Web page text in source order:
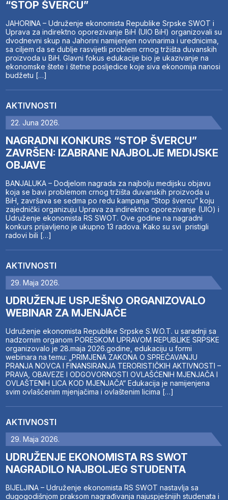
“STOP ŠVERCU”
JAHORINA – Udruženje ekonomista Republike Srpske SWOT i
Uprava za indirektno oporezivanje BiH (UIO BiH) organizovali su
dvodnevni skup na Jahorini namijenjen novinarima i urednicima,
sa ciljem da se dublje rasvijetli problem crnog tržišta duvanskih
proizvoda u BiH. Glavni fokus edukacije bio je ukazivanje na
ekonomske štete i štetne posljedice koje siva ekonomija nanosi
budžetu […]
AKTIVNOSTI
22. Juna 2026.
NAGRADNI KONKURS “STOP ŠVERCU”
ZAVRŠEN: IZABRANE NAJBOLJE MEDIJSKE
OBJAVE
BANJALUKA – Dodjelom nagrada za najbolju medijsku objavu
koja se bavi problemom crnog tržišta duvanskih proizvoda u
BiH, završava se sedma po redu kampanja “Stop švercu” koju
zajednički organizuju Uprava za indirektno oporezivanje (UIO) i
Udruženje ekonomista RS SWOT. Ove godine na nagradni
konkurs prijavljeno je ukupno 13 radova. Kako su svi pristigli
radovi bili […]
AKTIVNOSTI
29. Maja 2026.
UDRUŽENJE USPJEŠNO ORGANIZOVALO
WEBINAR ZA MJENJAČE
Udruženje ekonomista Republike Srpske S.W.O.T. u saradnji sa
nadzornim organom PORESKOM UPRAVOM REPUBLIKE SRPSKE
organizovalo je 28.maja 2026.godine, edukaciju u formi
webinara na temu: „PRIMJENA ZAKONA O SPREČAVANJU
PRANJA NOVCA I FINANSIRANJA TERORISTIČKIH AKTIVNOSTI –
PRAVA, OBAVEZE I ODGOVORNOSTI OVLAŠĆENIH MJENJAČA I
OVLAŠTENIH LICA KOD MJENJAČA“ Edukacija je namijenjena
svim ovlašćenim mjenjačima i ovlaštenim licima […]
AKTIVNOSTI
29. Maja 2026.
UDRUŽENJE EKONOMISTA RS SWOT
NAGRADILO NAJBOLJEG STUDENTA
BIJELJINA – Udruženje ekonomista RS SWOT nastavlja sa
dugogodišnjom praksom nagrađivanja najuspješnijih studenata i